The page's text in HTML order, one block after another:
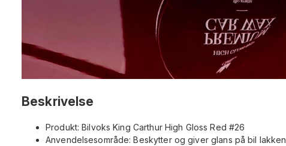
Beskrivelse
Produkt: Bilvoks King Carthur High Gloss Red #26
Anvendelsesområde: Beskytter og giver glans på bil lakken